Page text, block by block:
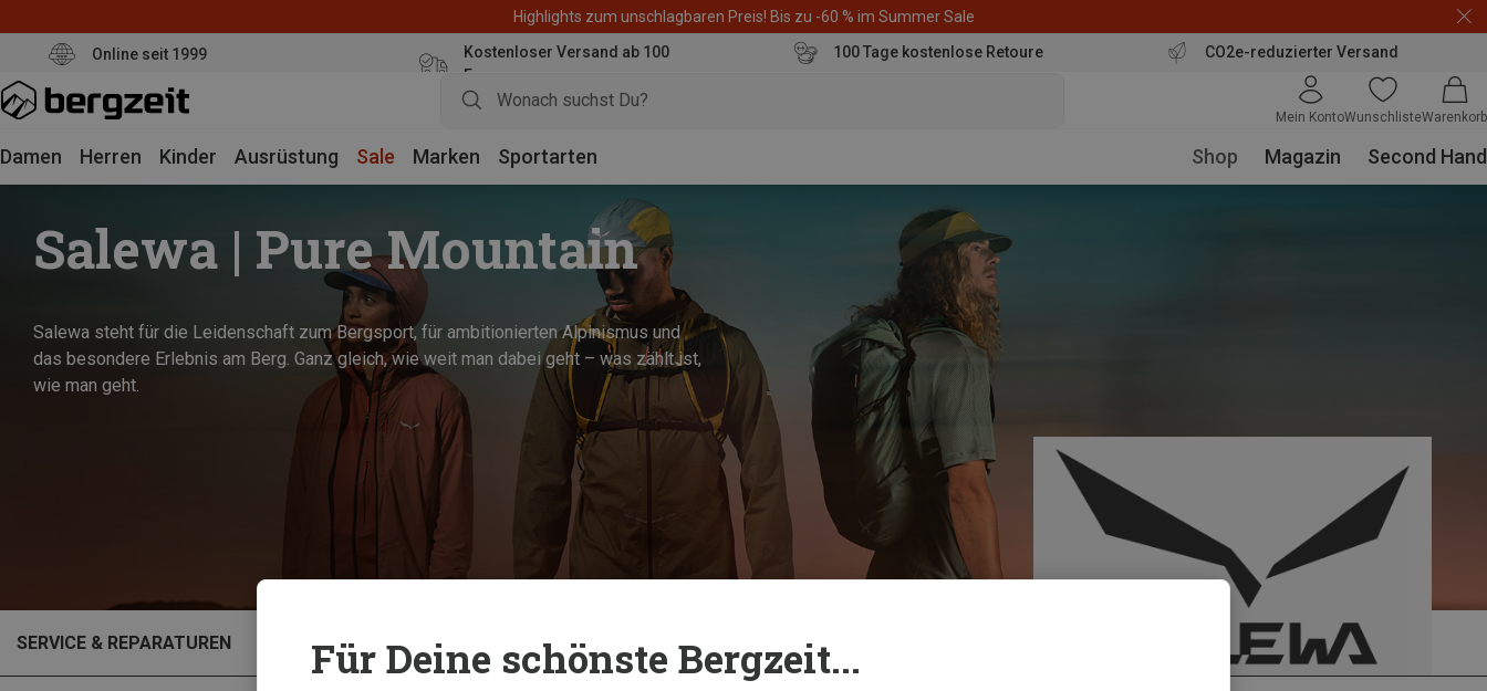
Highlights zum unschlagbaren Preis! Bis zu -60 % im Summer Sale
Online seit 1999
Kostenloser Versand ab 100
Euro
100 Tage kostenlose Retoure CO2e-reduzierter Versand
Mein KontoWunschlisteWarenkorb
Damen Herren Kinder Ausrüstung Sale Marken Sportarten Shop Magazin Second Hand
Salewa | Pure Mountain
Salewa steht für die Leidenschaft zum Bergsport, für ambitionierten Alpinismus und
das besondere Erlebnis am Berg. Ganz gleich, wie weit man dabei geht – was zählt ist,
wie man geht.
SERVICE & REPARATUREN OUTLET TESTBERICHTE
Für Deine schönste Bergzeit...